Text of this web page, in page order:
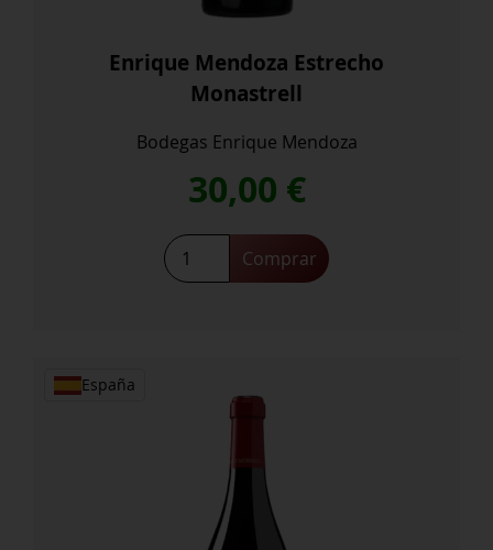
Enrique Mendoza Estrecho
Monastrell
Bodegas Enrique Mendoza
30,00 €
Enrique
Mendoza
Comprar
España